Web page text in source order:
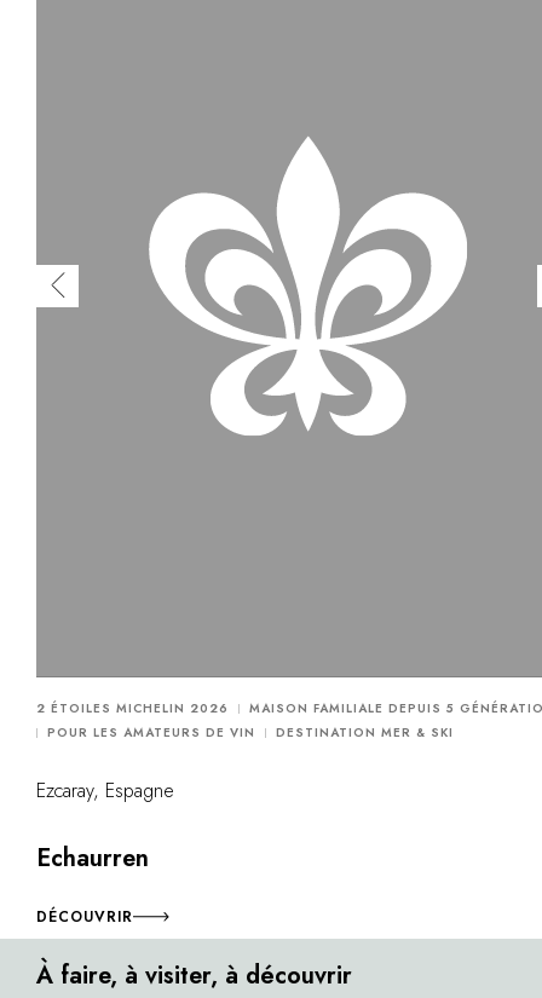
2 ÉTOILES MICHELIN 2026
MAISON FAMILIALE DEPUIS 5
POUR LES AMATEURS DE VIN
DESTINATION MER & SKI
Ezcaray, Espagne
Echaurren
DÉCOUVRIR
À faire, à visiter, à découvrir